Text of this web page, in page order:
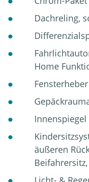
Dachreling,
Home
äußeren